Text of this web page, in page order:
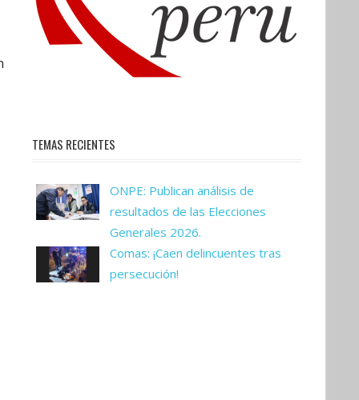
TEMAS RECIENTES
ONPE: Publican análisis de
resultados de las Elecciones
Generales 2026.
Comas: ¡Caen delincuentes tras
persecución!